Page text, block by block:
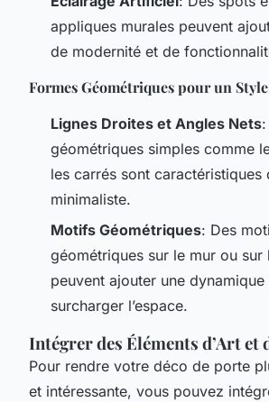
appliques murales peuvent
de modernité et de
Formes Géométriques pour un
Lignes Droites et Angles Nets
géométriques simples comme
les carrés sont caractéristiques
minimaliste.
Motifs Géométriques: Des
géométriques sur le mur ou sur
peuvent ajouter une dynamique
surcharger l’espace.
Intégrer des Éléments d’Art et
Pour rendre votre déco de porte
et intéressante, vous pouvez